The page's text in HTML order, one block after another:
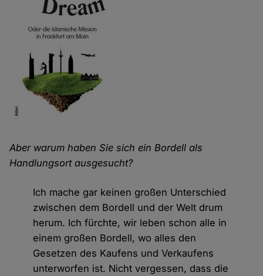
Aber warum haben Sie sich ein Bordell als
Handlungsort ausgesucht?
Ich mache gar keinen großen Unterschied
zwischen dem Bordell und der Welt drum
herum. Ich fürchte, wir leben schon alle in
einem großen Bordell, wo alles den
Gesetzen des Kaufens und Verkaufens
unterworfen ist. Nicht vergessen, dass die